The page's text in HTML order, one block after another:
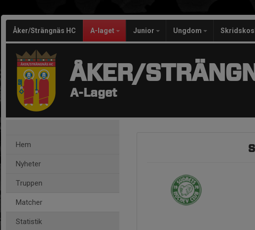
Åker/Strängnäs HC A-laget Junior Ungdom
ÅKER/
A-Laget
Hem
Nyheter
Truppen
Matcher
Statistik